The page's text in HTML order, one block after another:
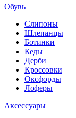
Обувь
Слипоны
Шлепанцы
Ботинки
Кеды
Дерби
Кроссовки
Оксфорды
Лоферы
Аксессуары